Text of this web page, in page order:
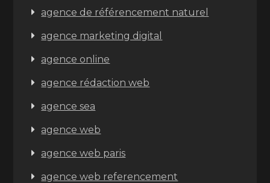
agence de référencement naturel
agence marketing digital
agence online
agence rédaction web
agence sea
agence web
agence web paris
agence web referencement